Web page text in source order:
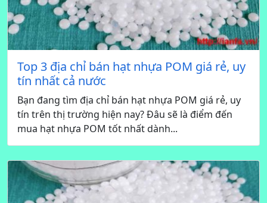
Top 3 địa chỉ bán hạt nhựa POM giá rẻ, uy
tín nhất cả nước
Bạn đang tìm địa chỉ bán hạt nhựa POM giá rẻ, uy
tín trên thị trường hiện nay? Đâu sẽ là điểm đến
mua hạt nhựa POM tốt nhất dành...